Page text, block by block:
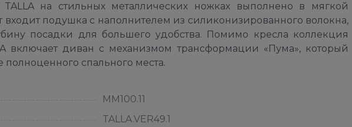
на стильных металлических ножках выполнено в мягкой
подушка с наполнителем из силиконизированного волокна,
посадки для большего удобства. Помимо кресла коллекция
включает диван с механизмом трансформации «Пума», который
полноценного спального места.
ММ100.11
TALLA.VER49.1